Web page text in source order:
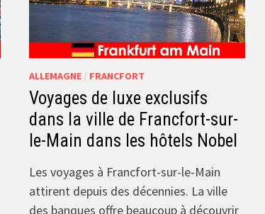
ALLEMAGNE / FRANCFORT
Voyages de luxe exclusifs
dans la ville de Francfort-sur-
le-Main dans les hôtels Nobel
Les voyages à Francfort-sur-le-Main
attirent depuis des décennies. La ville
des banques offre beaucoup à découvrir